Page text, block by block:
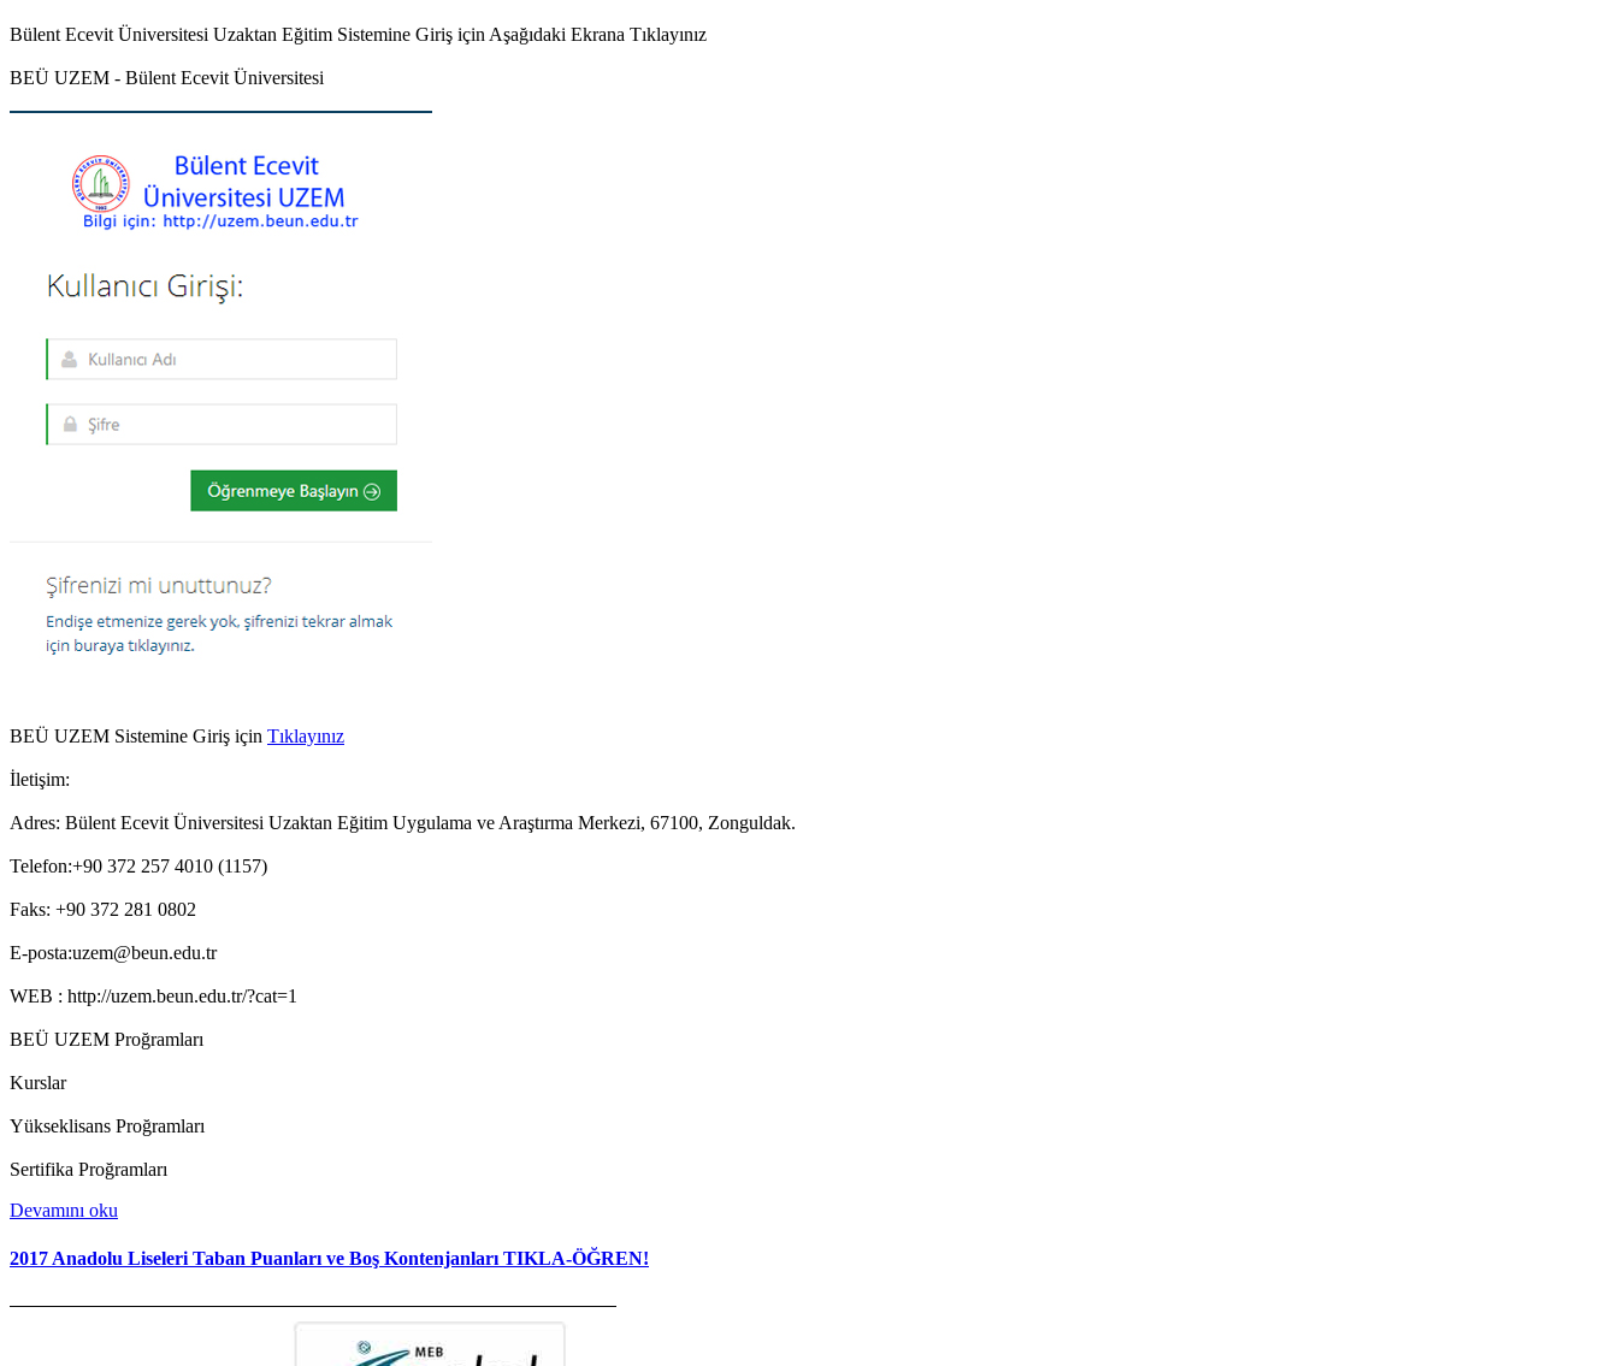
Bülent Ecevit Üniversitesi Uzaktan Eğitim Sistemine Giriş için Aşağıdaki Ekrana Tıklayınız
BEÜ UZEM - Bülent Ecevit Üniversitesi
BEÜ UZEM Sistemine Giriş için Tıklayınız
İletişim:
Adres: Bülent Ecevit Üniversitesi Uzaktan Eğitim Uygulama ve Araştırma Merkezi, 67100, Zonguldak.
Telefon:+90 372 257 4010 (1157)
Faks: +90 372 281 0802
E-posta:uzem@beun.edu.tr
WEB : http://uzem.beun.edu.tr/?cat=1
BEÜ UZEM Proğramları
Kurslar
Yükseklisans Proğramları
Sertifika Proğramları
Devamını oku
2017 Anadolu Liseleri Taban Puanları ve Boş Kontenjanları TIKLA-ÖĞREN!